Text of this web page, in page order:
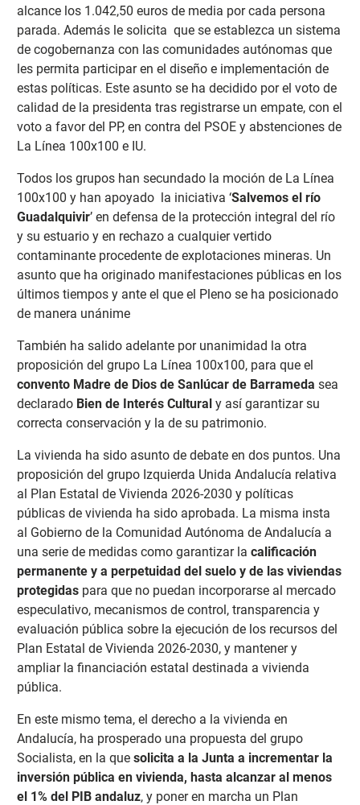
alcance los 1.042,50 euros de media por cada persona
parada. Además le solicita que se establezca un sistema
de cogobernanza con las comunidades autónomas que
les permita participar en el diseño e implementación de
estas políticas. Este asunto se ha decidido por el voto de
calidad de la presidenta tras registrarse un empate, con el
voto a favor del PP, en contra del PSOE y abstenciones de
La Línea 100x100 e IU.
Todos los grupos han secundado la moción de La Línea
100x100 y han apoyado la iniciativa ‘Salvemos el río
Guadalquivir’ en defensa de la protección integral del río
y su estuario y en rechazo a cualquier vertido
contaminante procedente de explotaciones mineras. Un
asunto que ha originado manifestaciones públicas en los
últimos tiempos y ante el que el Pleno se ha posicionado
de manera unánime
También ha salido adelante por unanimidad la otra
proposición del grupo La Línea 100x100, para que el
convento Madre de Dios de Sanlúcar de Barrameda sea
declaradoBien de Interés Culturaly así garantizar su
correcta conservación y la de su patrimonio.
La vivienda ha sido asunto de debate en dos puntos. Una
proposición del grupo Izquierda Unida Andalucía relativa
al Plan Estatal de Vivienda 2026-2030 y políticas
públicas de vivienda ha sido aprobada. La misma insta
al Gobierno de la Comunidad Autónoma de Andalucía a
una serie de medidas como garantizar la calificación
permanente y a perpetuidad del suelo y de las viviendas
protegidaspara que no puedan incorporarse al mercado
especulativo, mecanismos de control, transparencia y
evaluación pública sobre la ejecución de los recursos del
Plan Estatal de Vivienda 2026-2030, y mantener y
ampliar la financiación estatal destinada a vivienda
pública.
En este mismo tema, el derecho a la vivienda en
Andalucía, ha prosperado una propuesta del grupo
Socialista, en la que solicita a la Junta a incrementar la
inversión pública en vivienda, hasta alcanzar al menos
el 1% del PIB andaluz, y poner en marcha un Plan